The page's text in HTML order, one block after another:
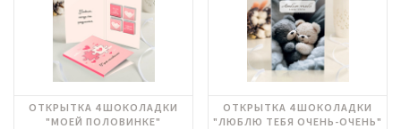
ОТКРЫТКА 4 ШОКОЛАДКИ
"МОЕЙ ПОЛОВИНКЕ"
ОТКРЫТКА 4 ШОКОЛАДКИ
"ЛЮБЛЮ ТЕБЯ ОЧЕНЬ-ОЧЕНЬ"